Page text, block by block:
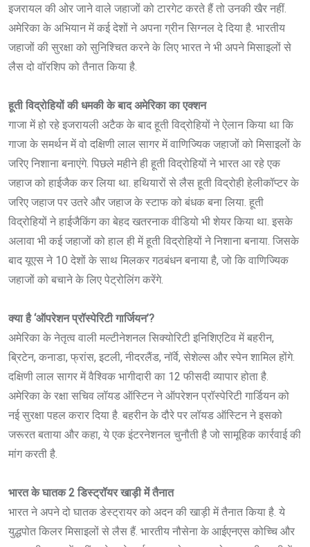
इजरायल की ओर जाने वाले जहाजों को टारगेट करते हैं तो उनकी खैर नहीं.
अमेरिका के अभियान में कई देशों ने अपना ग्रीन सिग्नल दे दिया है. भारतीय
जहाजों की सुरक्षा को सुनिश्चित करने के लिए भारत ने भी अपने मिसाइलों से
लैस दो वॉरशिप को तैनात किया है.
हूती विद्रोहियों की धमकी के बाद अमेरिका का एक्शन
गाजा में हो रहे इजरायली अटैक के बाद हूती विद्रोहियों ने ऐलान किया था कि
गाजा के समर्थन में वो दक्षिणी लाल सागर में वाणिज्यिक जहाजों को मिसाइलों के
जरिए निशाना बनाएंगे. पिछले महीने ही हूती विद्रोहियों ने भारत आ रहे एक
जहाज को हाईजैक कर लिया था. हथियारों से लैस हूती विद्रोही हेलीकॉप्टर के
जरिए जहाज पर उतरे और जहाज के स्टाफ को बंधक बना लिया. हूती
विद्रोहियों ने हाईजैकिंग का बेहद खतरनाक वीडियो भी शेयर किया था. इसके
अलावा भी कई जहाजों को हाल ही में हूती विद्रोहियों ने निशाना बनाया. जिसके
बाद यूएस ने 10 देशों के साथ मिलकर गठबंधन बनाया है, जो कि वाणिज्यिक
जहाजों को बचाने के लिए पेट्रोलिंग करेंगे.
क्या है ‘ऑपरेशन प्रॉस्पेरिटी गार्जियन’?
अमेरिका के नेतृत्व वाली मल्टीनेशनल सिक्योरिटी इनिशिएटिव में बहरीन,
ब्रिटेन, कनाडा, फ्रांस, इटली, नीदरलैंड, नॉर्वे, सेशेल्स और स्पेन शामिल होंगे.
दक्षिणी लाल सागर में वैश्विक भागीदारी का 12 फीसदी व्यापार होता है.
अमेरिका के रक्षा सचिव लॉयड ऑस्टिन ने ऑपरेशन प्रॉस्पेरिटी गार्डियन को
नई सुरक्षा पहल करार दिया है. बहरीन के दौरे पर लॉयड ऑस्टिन ने इसको
जरूरत बताया और कहा, ये एक इंटरनेशनल चुनौती है जो सामूहिक कार्रवाई की
मांग करती है.
भारत के घातक 2 डिस्ट्रॉयर खाड़ी में तैनात
भारत ने अपने दो घातक डेस्‍ट्रायर को अदन की खाड़ी में तैनात किया है. ये
युद्धपोत किलर मिसाइलों से लैस हैं. भारतीय नौसेना के आईएनएस कोच्चि और